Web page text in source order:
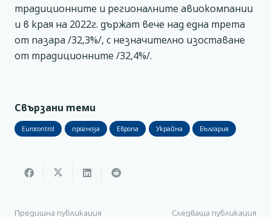
традиционните и регионалните авиокомпании
и в края на 2022г. държат вече над една трета
от пазара /32,3%/, с незначително изоставане
от традиционните /32,4%/.
Свързани теми
Eurocontrol прогноза Европа Украйна България
Предишна публикация Следваща публикация